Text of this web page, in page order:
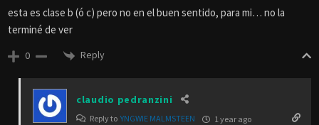
esta es clase b (ó c) pero no en el buen sentido, para mi… no la
terminé de ver
0 Reply
claudio pedranzini
Reply toYNGWIE MALMSTEEN 1 year ago